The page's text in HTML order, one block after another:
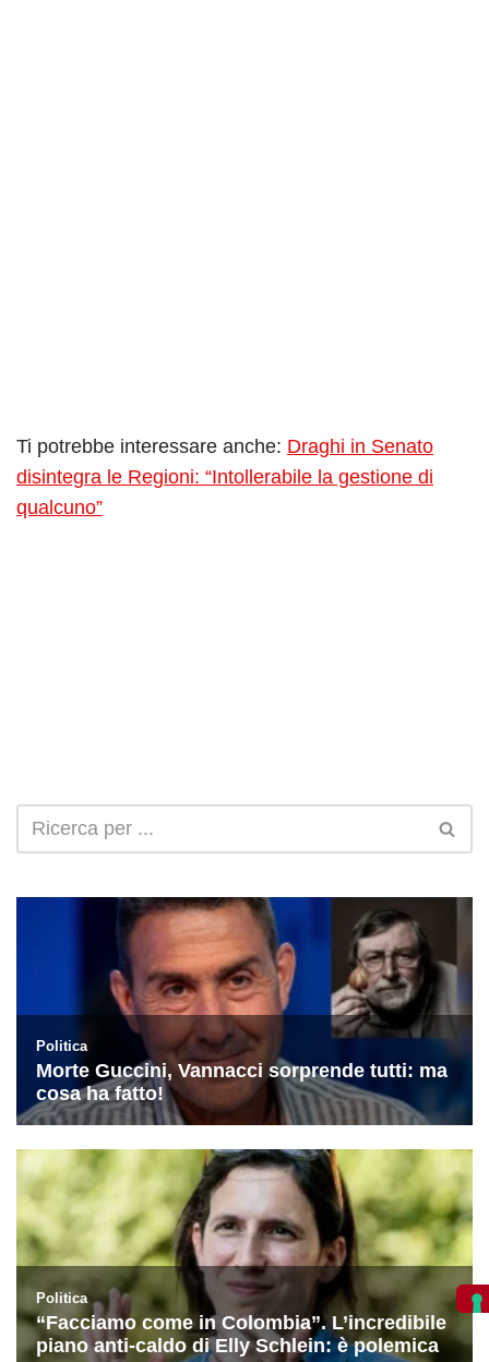
Ti potrebbe interessare anche: Draghi in Senato
disintegra le Regioni: “Intollerabile la gestione di
qualcuno”